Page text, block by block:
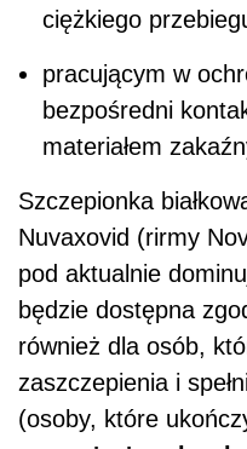
ciężkiego
pracującym w
bezpośredni
materiałem
Szczepionka
Nuvaxovid (rirmy
pod aktualnie
będzie dostępna
również dla osób,
zaszczepienia i
(osoby, które